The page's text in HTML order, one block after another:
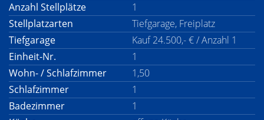
Anzahl Stellplätze
1
Stellplatzarten
Tiefgarage, Freiplatz
Tiefgarage
Kauf 24.500,- € / Anzahl 1
Einheit-Nr.
1
Wohn- / Schlafzimmer
1,50
Schlafzimmer
1
Badezimmer
1